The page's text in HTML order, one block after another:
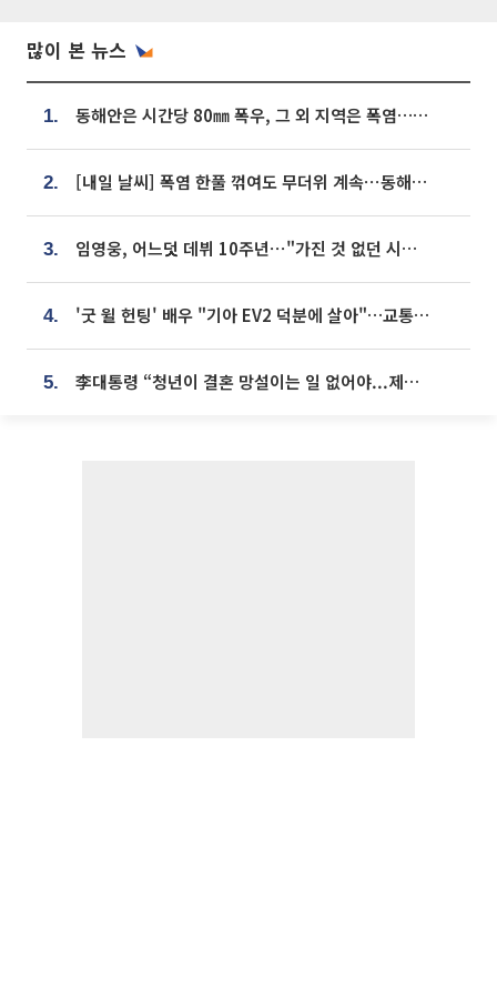
많이 본 뉴스
1. 동해안은 시간당 80㎜ 폭우, 그 외 지역은 폭염…‘극과 극 날씨’
2. [내일 날씨] 폭염 한풀 꺾여도 무더위 계속⋯동해안 이틀 연속 비
3. 임영웅, 어느덧 데뷔 10주년⋯"가진 것 없던 시절, 내 앞엔 20명의 팬뿐"
4. '굿 윌 헌팅' 배우 "기아 EV2 덕분에 살아"…교통사고 후 안전성 극찬
5. 李대통령 “청년이 결혼 망설이는 일 없어야...제도상 불이익 조사”